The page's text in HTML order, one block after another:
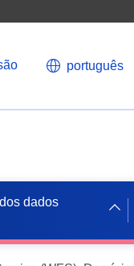
português
dados